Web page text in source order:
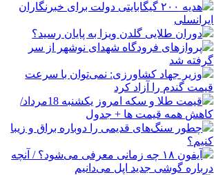
هدیه ۲۰۰ گیگابایتی دولت برای خبرنگاران
ایرانسلی
دوران طلایی گلدن ویزا به پایان رسید؟
پروازهای فرودگاه شهدای نوشهر از سر
گرفته شد
وزیر جهاد کشاورزی: نمی‌توان با سرعت
قیمت گندم را آزاد کرد
قیمت طلا و سکه امروز یکشنبه 18مرداد/
کاهش همه قیمت ها + جدول
چطور سنگ‌های قدیمی را دوباره براق و زیبا
کنیم؟
آیفون ۱۸ چه زمانی معرفی می‌شود؟ / آنچه
درباره گوشی جدید اپل می‌دانیم